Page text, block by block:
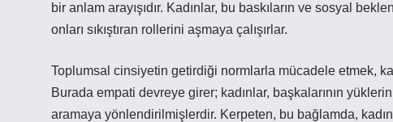
bir anlam arayışıdır. Kadınlar, bu baskıların ve sosyal
onları sıkıştıran rollerini aşmaya çalışırlar.
Toplumsal cinsiyetin getirdiği normlarla mücadele etmek,
Burada empati devreye girer; kadınlar, başkalarının
aramaya yönlendirilmişlerdir. Kerpeten, bu bağlamda,